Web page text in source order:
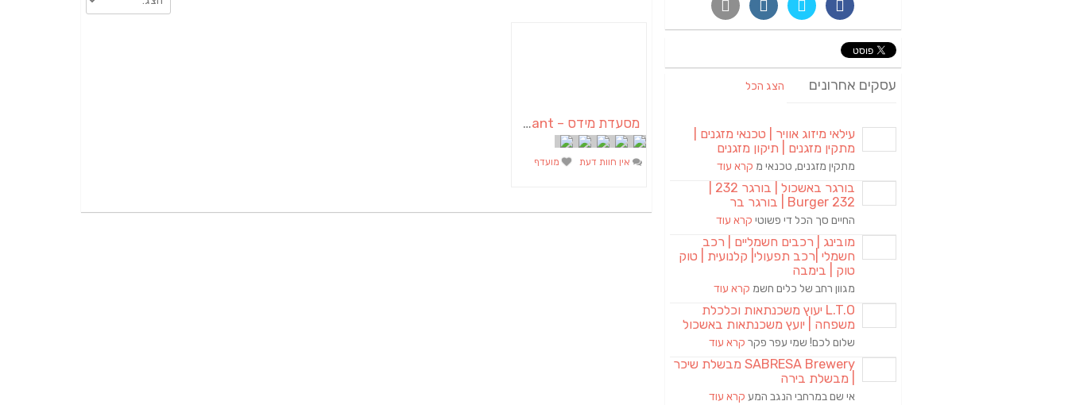
מסעדת מידס – Mides Brazilian Restaurant
אין חוות דעת מועדף
עסקים אחרונים הצג הכל
עילאי מיזוג אוויר | טכנאי מזגנים |
מתקין מזגנים | תיקון מזגנים
מתקין מזגנים, טכנאי מ קרא עוד
Burger 232 | בורגר בר
החיים סך הכל די פשוטי קרא עוד
מובינג | רכבים חשמליים | רכב
חשמלי |רכב תפעולי| קלנועית | טוק
טוק | בימבה
מגוון רחב של כלים חשמ קרא עוד
L.T.O יעוץ משכנתאות וכלכלת
משפחה | יועץ משכנתאות באשכול
שלום לכם! שמי עפר פקר קרא עוד
SABRESA Brewery מבשלת שיכר
| מבשלת בירה
אי שם במרחבי הנגב המע קרא עוד